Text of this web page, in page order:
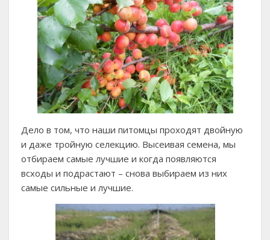
Дело в том, что наши питомцы проходят двойную
и даже тройную селекцию. Высеивая семена, мы
отбираем самые лучшие и когда появляются
всходы и подрастают – снова выбираем из них
самые сильные и лучшие.